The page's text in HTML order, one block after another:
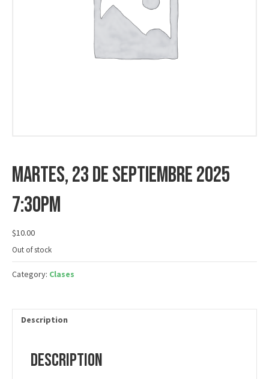
martes, 23 de septiembre 2025
7:30PM
$10.00
Out of stock
Category: Clases
Description
Description